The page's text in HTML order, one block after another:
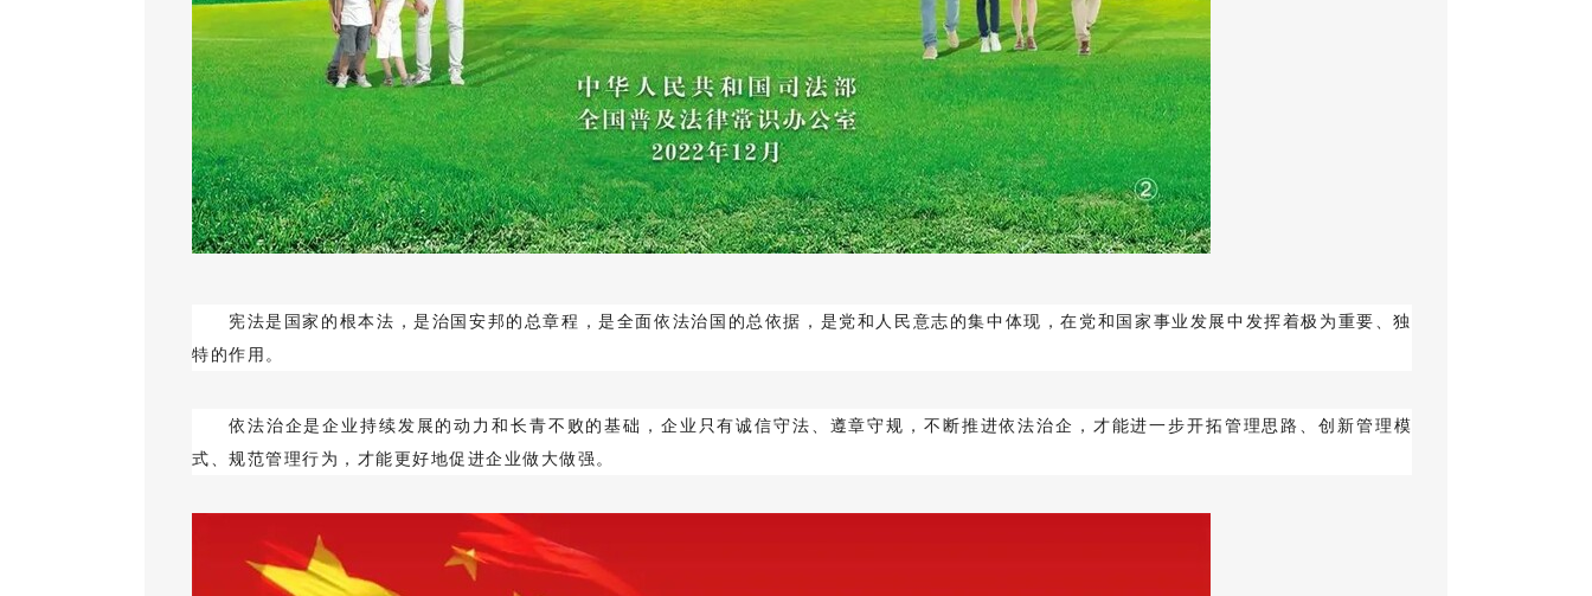
宪法是国家的根本法，是治国安邦的总章程，是全面依法治国的总依据，是党和人民意志的集中体现，在党和国家事业发展中发挥着极为重要、独
特的作用。
依法治企是企业持续发展的动力和长青不败的基础，企业只有诚信守法、遵章守规，不断推进依法治企，才能进一步开拓管理思路、创新管理模
式、规范管理行为，才能更好地促进企业做大做强。